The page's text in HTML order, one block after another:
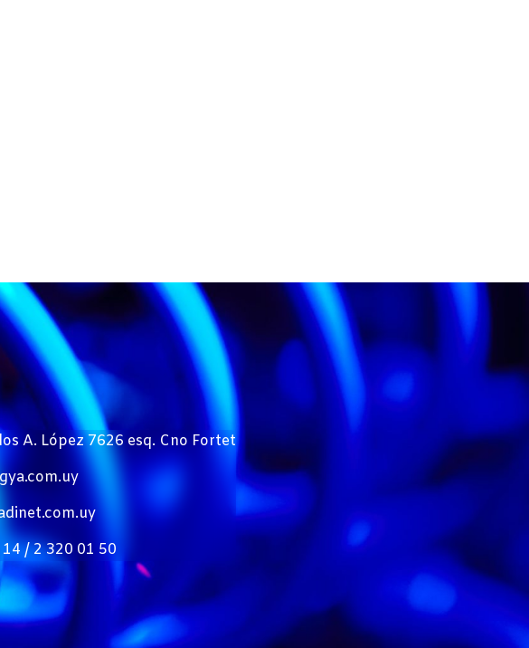
A. López 7626 esq. Cno Fortet
/ 2 320 01 50